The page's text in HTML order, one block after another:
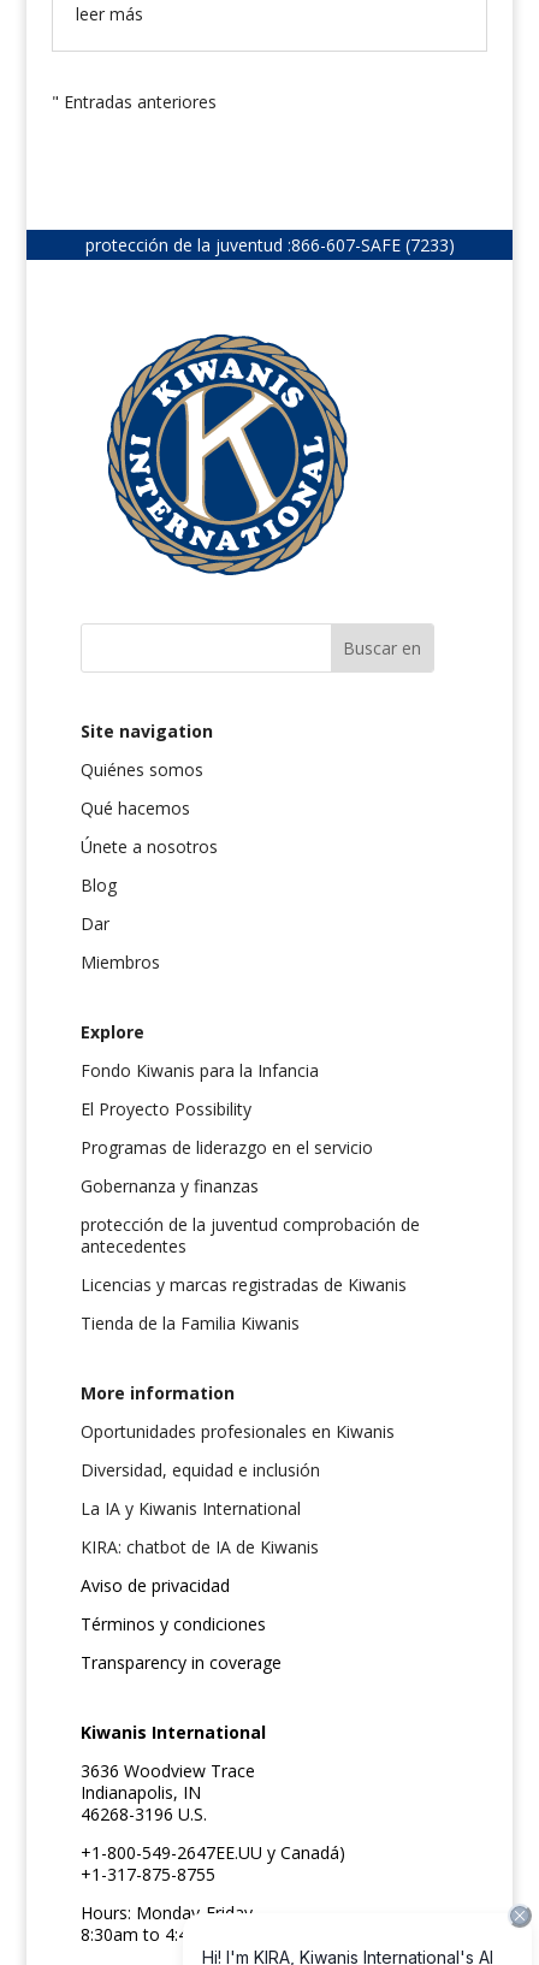
leer más
" Entradas anteriores
protección de la juventud :866-607-SAFE (7233)
Site navigation
Quiénes somos
Qué hacemos
Únete a nosotros
Blog
Dar
Miembros
Explore
Fondo Kiwanis para la Infancia
El Proyecto Possibility
Programas de liderazgo en el servicio
Gobernanza y finanzas
protección de la juventud comprobación de
antecedentes
Licencias y marcas registradas de Kiwanis
Tienda de la Familia Kiwanis
More information
Oportunidades profesionales en Kiwanis
Diversidad, equidad e inclusión
La IA y Kiwanis International
KIRA: chatbot de IA de Kiwanis
Aviso de privacidad
Términos y condiciones
Transparency in coverage
Kiwanis International
3636 Woodview Trace
Indianapolis, IN
46268-3196 U.S.
+1-800-549-2647EE.UU y Canadá)
+1-317-875-8755
Hours: Monday-Friday
8:30am to 4:45pm ET